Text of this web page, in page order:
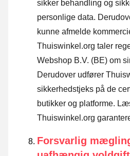
sikker behandling og
personlige data.
kunne afmelde
Thuiswinkel.org taler
Webshop B.V. (BE) om
Derudover udfører
sikkerhedstjeks på de
butikker og platforme.
Thuiswinkel.org
Forsvarlig